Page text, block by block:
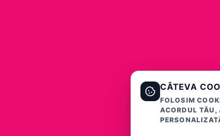
CÂTEVA
FOLOSIM
ACORDUL